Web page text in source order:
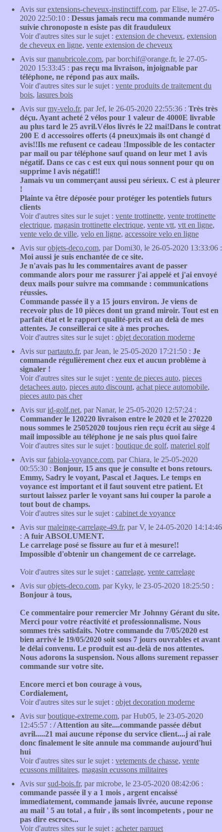
Avis surextensions-cheveux-instinctiff.com, par Elise, le 27-05-
2020 22:50:10 : Dessus jamais recu ma commande numéro
suivie chronoposte n esiste pas dit frauduleux
Voir d'autres sites sur le sujet : extension de cheveux, extension
de cheveux en ligne, vente extension de cheveux
Avis surmanubricole.com, par borchif@orange.fr, le 27-05-
2020 15:33:45 : pas reçu ma livraison, injoignable par
téléphone, ne répond pas aux mails.
Voir d'autres sites sur le sujet : vente produits de traitement du
bois, lasures bois
Avis surmy-velo.fr, par Jef, le 26-05-2020 22:55:36 : Très très
déçu. Ayant acheté 2 vélos pour 1 valeur de 4000E livrable
au plus tard le 25 avril.Vélos livrés le 22 mai!Dans le contrat
200 E d accessoires offerts (4 pneux)mais ils ont changé d
avis!!Ils me refusent ce cadeau !Impossible de les contacter
par mail ou par téléphone sauf quand on leur met 1 avis
négatif. Dans ce cas c est eux qui nous sonnent pour qu on
supprime l avis négatif!!
Jamais vu un commerçant aussi peu sérieux. C est à pleurer
!
Plainte va être déposée pour protéger les potentiels futurs
clients
Voir d'autres sites sur le sujet : vente trottinette, vente trottinette
electrique, magasin trottinette electrique, vente vtt, vtt en ligne,
vente velo de ville, velo en ligne, accessoire velo en ligne
Avis surobjets-deco.com, par Domi30, le 26-05-2020 13:33:06 :
Moi aussi je suis enchantée de ce site.
Je n'avais pas lu les commentaires avant de passer
commande alors pour me rassurer j'ai appelé et j'ai envoyé
deux mails pour suivre ma commande : communications
réussies.
Commande passée il y a 15 jours environ. Je viens de
recevoir plus de 10 pièces dont un grand miroir. Tout est en
parfait état et le rapport qualité-prix est au delà de mes
attentes. Je conseillerai ce site à mes proches.
Voir d'autres sites sur le sujet : objet decoration moderne
Avis surpartauto.fr, par Jean, le 25-05-2020 17:21:50 : Je
commande régulièrement chez eux et aucun problème à
signaler !
Voir d'autres sites sur le sujet : vente de pieces auto, pieces
detachees auto, pieces auto discount, achat piece automobile,
pieces auto pas cher
Avis surid-golf.net, par Nanar, le 25-05-2020 12:57:24 :
Commander le 120220 livraison entre le 2020 et le 270220
nous sommes le 25052020 toujous rien reçu écrit au siège 4
mail impossible au téléphone je ne sais plus quoi faire
Voir d'autres sites sur le sujet : boutique de golf, materiel golf
Avis surfabiola-voyance.com, par Chiara, le 25-05-2020
00:55:30 : Bonjour, 15 ans que je consulte et bons retours.
Emmy, Sadry le voyant, Pascal et Jaques. Le temps en
voyance est important et il faut souvent etre patient. Et
surtout laissez parler le voyant sans lui couper la parole a
tout bout de champs.
Voir d'autres sites sur le sujet : cabinet de voyance
Avis surmaleinge-carrelage-49.fr, par V, le 24-05-2020 14:14:46
: A fuir ABSOLUMENT.
Le carrelage posé se fissure au fur et à mesure!!
Impossible d'obtenir un changement de ce carrelage.
Voir d'autres sites sur le sujet : carrelage, vente carrelage
Avis surobjets-deco.com, par Kyky, le 23-05-2020 18:25:50 :
Bonjour à tous,
Ce commentaire pour remercier Mr Johnny Gérant du site.
Merci pour votre réactivité et professionnalisme. Nous
sommes très satisfaits. Notre commande du 7/05/2020 est
bien arrivé le 19/05/2020 soit sous 7 jours ouvrables et avant
le délai convenu. Le produit est au-delà de nos attentes.
Nous adorons la suspension. Nous allons surement repasser
commande sur votre site.
Encore merci et bon courage à vous,
Cordialement,
Voir d'autres sites sur le sujet : objet decoration moderne
Avis surboutique-extreme.com, par Hub05, le 23-05-2020
12:45:57 : / Attention au site....commande passée début
avril.....21 mai aucune réponse du service client....j ai rale
donc finalement le site annule ma commande aujourd'hui
hui
Voir d'autres sites sur le sujet : vetements de chasse, vente
ecussons militaires, magasin ecussons militaires
Avis sursud-bois.fr, par microbe, le 23-05-2020 08:42:06 :
commande passée il y a 1 mois , argent encaissé
immediatement, commande jamais livrée, aucune reponse
au mail ' 5 au total , a fuir , ils sont incompetents , pour ne
pas dire escrocs...
Voir d'autres sites sur le sujet : acheter parquet